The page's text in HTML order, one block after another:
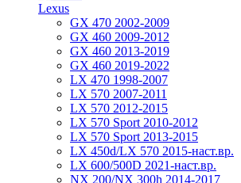
Lexus
GX 470 2002-2009
GX 460 2009-2012
GX 460 2013-2019
GX 460 2019-2022
LX 470 1998-2007
LX 570 2007-2011
LX 570 2012-2015
LX 570 Sport 2010-2012
LX 570 Sport 2013-2015
LX 450d/LX 570 2015-наст.вр.
LX 600/500D 2021-наст.вр.
NX 200/NX 300h 2014-2017